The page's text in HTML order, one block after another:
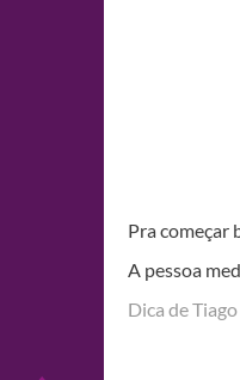
Pra começar
A pessoa
Dica de